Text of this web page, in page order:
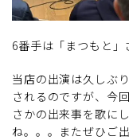
6番手は「まつもと」
当店の出演は久しぶ
されるのですが、今
さかの出来事を歌に
ね。。。またぜひご